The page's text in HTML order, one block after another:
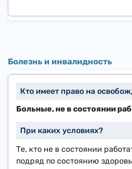
Болезнь и инвалидность
Больные, не в состоянии
Те, кто не в состоянии
подряд по состоянию